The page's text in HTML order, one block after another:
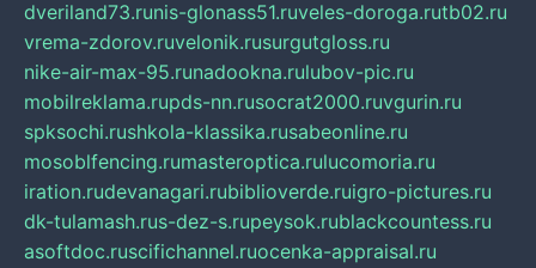
dveriland73.runis-glonass51.ruveles-doroga.rutb02.ru
vrema-zdorov.ruvelonik.rusurgutgloss.ru
nike-air-max-95.runadookna.rulubov-pic.ru
mobilreklama.rupds-nn.rusocrat2000.ruvgurin.ru
spksochi.rushkola-klassika.rusabeonline.ru
mosoblfencing.rumasteroptica.rulucomoria.ru
iration.rudevanagari.rubiblioverde.ruigro-pictures.ru
dk-tulamash.rus-dez-s.rupeysok.rublackcountess.ru
asoftdoc.ruscifichannel.ruocenka-appraisal.ru